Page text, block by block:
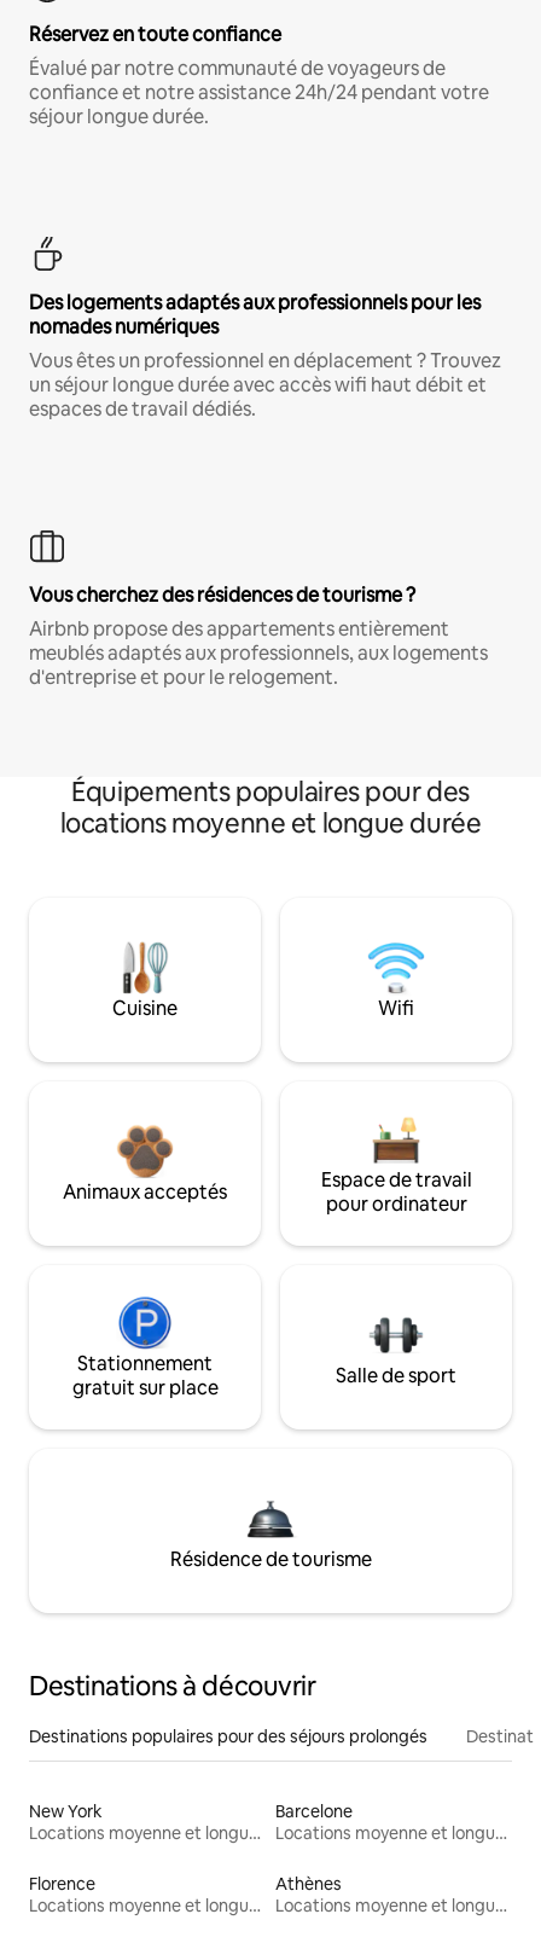
Réservez en toute confiance
Évalué par notre communauté de voyageurs de
confiance et notre assistance 24h/24 pendant votre
séjour longue durée.
Des logements adaptés aux professionnels pour les
nomades numériques
Vous êtes un professionnel en déplacement ? Trouvez
un séjour longue durée avec accès wifi haut débit et
espaces de travail dédiés.
Vous cherchez des résidences de tourisme ?
Airbnb propose des appartements entièrement
meublés adaptés aux professionnels, aux logements
d'entreprise et pour le relogement.
Équipements populaires pour des
locations moyenne et longue durée
Cuisine Wifi
Animaux acceptés
Espace de travail
pour ordinateur
Stationnement
gratuit sur place
Salle de sport
Résidence de tourisme
Destinations à découvrir
Destinations populaires pour des séjours prolongés
New York
Locations moyenne et longue durée
Barcelone
Locations moyenne et longue durée
Florence
Locations moyenne et longue durée
Athènes
Locations moyenne et longue durée